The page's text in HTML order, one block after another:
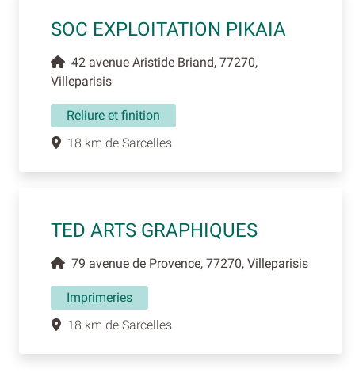
SOC EXPLOITATION PIKAIA
42 avenue Aristide Briand, 77270,
Villeparisis
Reliure et finition
18 km de Sarcelles
TED ARTS GRAPHIQUES
79 avenue de Provence, 77270, Villeparisis
Imprimeries
18 km de Sarcelles